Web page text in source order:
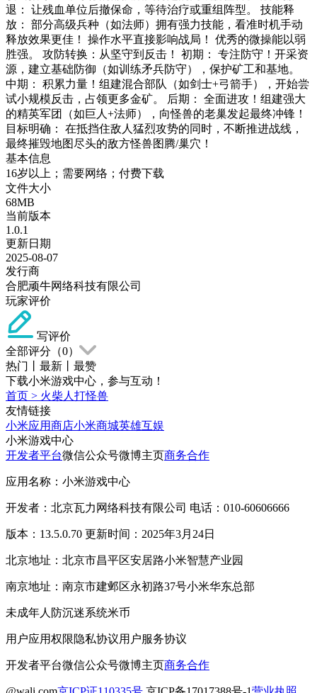
退： 让残血单位后撤保命，等待治疗或重组阵型。 技能释
放： 部分高级兵种（如法师）拥有强力技能，看准时机手动
释放效果更佳！ 操作水平直接影响战局！ 优秀的微操能以弱
胜强。 攻防转换：从坚守到反击！ 初期： 专注防守！开采资
源，建立基础防御（如训练矛兵防守），保护矿工和基地。
中期： 积累力量！组建混合部队（如剑士+弓箭手），开始尝
试小规模反击，占领更多金矿。 后期： 全面进攻！组建强大
的精英军团（如巨人+法师），向怪兽的老巢发起最终冲锋！
目标明确： 在抵挡住敌人猛烈攻势的同时，不断推进战线，
最终摧毁地图尽头的敌方怪兽图腾/巢穴！
基本信息
16岁以上；需要网络；付费下载
文件大小
68MB
当前版本
1.0.1
更新日期
2025-08-07
发行商
合肥顽牛网络科技有限公司
玩家评价
写评价
全部评分（0）
热门
最新
最赞
下载小米游戏中心，参与互动！
首页 > 火柴人打怪兽
友情链接
小米应用商店小米商城英雄互娱
小米游戏中心
开发者平台微信公众号微博主页商务合作
应用名称：小米游戏中心
开发者：北京瓦力网络科技有限公司 电话：010-60606666
版本：13.5.0.70 更新时间：2025年3月24日
北京地址：北京市昌平区安居路小米智慧产业园
南京地址：南京市建邺区永初路37号小米华东总部
未成年人防沉迷系统米币
用户应用权限隐私协议用户服务协议
开发者平台微信公众号微博主页商务合作